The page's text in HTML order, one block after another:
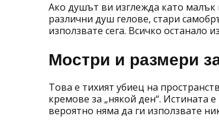
Ако душът ви изглежда като
различни душ гелове, стари
използвате сега. Всичко останало
Мостри и размери
Това е тихият убиец на
кремове за „някой ден“. Истината
вероятно няма да ги използвате